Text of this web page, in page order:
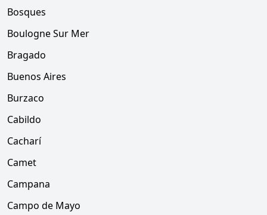
Bosques
Boulogne Sur Mer
Bragado
Buenos Aires
Burzaco
Cabildo
Cacharí
Camet
Campana
Campo de Mayo